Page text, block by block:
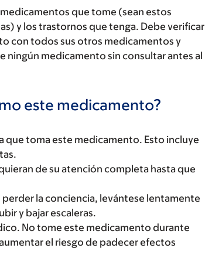
que tome (sean estos
y los trastornos que tenga. Debe verificar
con todos sus otros medicamentos y
medicamento sin consultar antes al
este medicamento?
que toma este medicamento. Esto incluye
de su atención completa hasta que
la conciencia, levántese lentamente
y bajar escaleras.
No tome este medicamento durante
el riesgo de padecer efectos